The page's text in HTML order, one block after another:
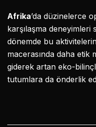
Afrika’da düzinelerce
karşılaşma
dönemde bu
macerasında daha etik
giderek artan eko-
tutumlara da önderlik